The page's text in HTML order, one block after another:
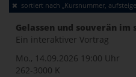
sortiert nach „Kursnummer,
Gelassen und souverän im
Ein interaktiver Vortrag
Mo., 14.09.2026 19:00 Uhr
262-3000 K